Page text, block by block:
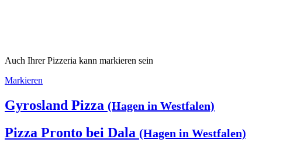
Auch Ihrer Pizzeria kann markieren sein
Markieren
Gyrosland Pizza (Hagen in Westfalen)
Pizza Pronto bei Dala (Hagen in Westfalen)